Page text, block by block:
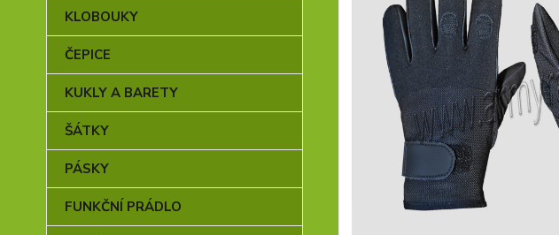
KLOBOUKY
ČEPICE
KUKLY A BARETY
ŠÁTKY
PÁSKY
FUNKČNÍ PRÁDLO